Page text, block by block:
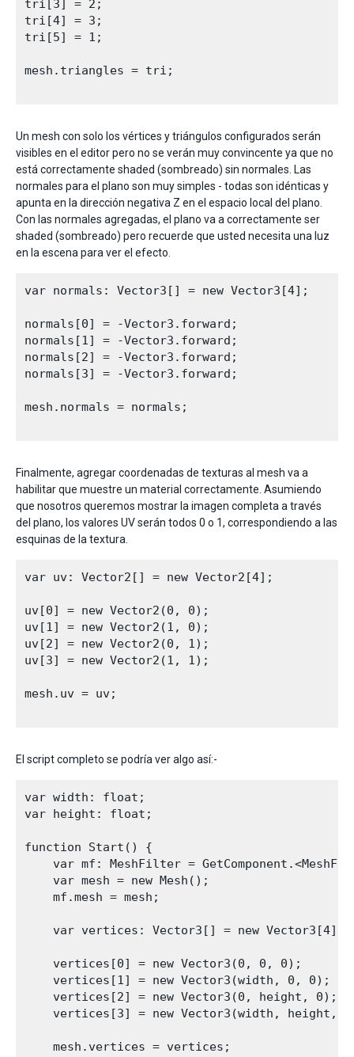
tri[3] = 2;
tri[4] = 3;
tri[5] = 1;
mesh.triangles = tri;
Un mesh con solo los vértices y triángulos configurados serán
visibles en el editor pero no se verán muy convincente ya que no
está correctamente shaded (sombreado) sin normales. Las
normales para el plano son muy simples - todas son idénticas y
apunta en la dirección negativa Z en el espacio local del plano.
Con las normales agregadas, el plano va a correctamente ser
shaded (sombreado) pero recuerde que usted necesita una luz
en la escena para ver el efecto.
var normals: Vector3[] = new Vector3[4];
normals[0] = -Vector3.forward;
normals[1] = -Vector3.forward;
normals[2] = -Vector3.forward;
normals[3] = -Vector3.forward;
mesh.normals = normals;
Finalmente, agregar coordenadas de texturas al mesh va a
habilitar que muestre un material correctamente. Asumiendo
que nosotros queremos mostrar la imagen completa a través
del plano, los valores UV serán todos 0 o 1, correspondiendo a las
esquinas de la textura.
var uv: Vector2[] = new Vector2[4];
uv[0] = new Vector2(0, 0);
uv[1] = new Vector2(1, 0);
uv[2] = new Vector2(0, 1);
uv[3] = new Vector2(1, 1);
mesh.uv = uv;
El script completo se podría ver algo así:-
var width: float;
var height: float;
function Start() {
var mf: MeshFilter =
    var mesh = new Mesh();
    mf.mesh = mesh;
    var vertices: Vector3[] = new Vector3[4];
    vertices[0] = new Vector3(0, 0, 0);
    vertices[1] = new Vector3(width, 0, 0);
    vertices[2] = new Vector3(0, height, 0);
vertices[3] = new Vector3(width, height,
    mesh.vertices = vertices;